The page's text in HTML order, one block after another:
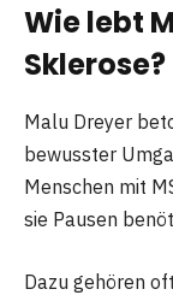
Wie lebt
Sklerose?
Malu Dreyer
bewusster
Menschen mit
sie Pausen
Dazu gehören